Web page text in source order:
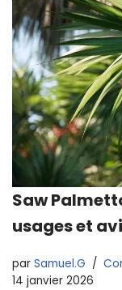
Saw
usages et
par Samuel.G
14 janvier 2026